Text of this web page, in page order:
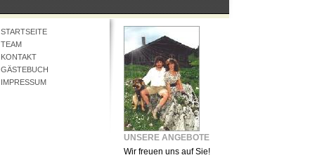
STARTSEITE
TEAM
KONTAKT
GÄSTEBUCH
IMPRESSUM
UNSERE ANGEBOTE
Wir freuen uns auf Sie!